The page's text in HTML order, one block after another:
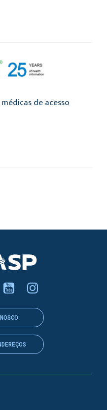
de acesso